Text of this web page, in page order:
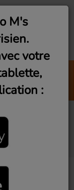
(Vendredi
M's
votre
: